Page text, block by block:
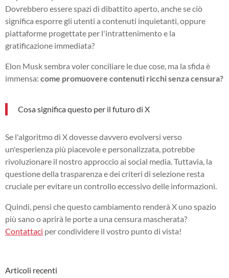
Dovrebbero essere spazi di dibattito aperto, anche se ciò
significa esporre gli utenti a contenuti inquietanti, oppure
piattaforme progettate per l'intrattenimento e la
gratificazione immediata?
Elon Musk sembra voler conciliare le due cose, ma la sfida è
immensa: come promuovere contenuti ricchi senza censura?
Cosa significa questo per il futuro di X
Se l'algoritmo di X dovesse davvero evolversi verso
un'esperienza più piacevole e personalizzata, potrebbe
rivoluzionare il nostro approccio ai social media. Tuttavia, la
questione della trasparenza e dei criteri di selezione resta
cruciale per evitare un controllo eccessivo delle informazioni.
Quindi, pensi che questo cambiamento renderà X uno spazio
più sano o aprirà le porte a una censura mascherata?
Contattaci per condividere il vostro punto di vista!
Articoli recenti